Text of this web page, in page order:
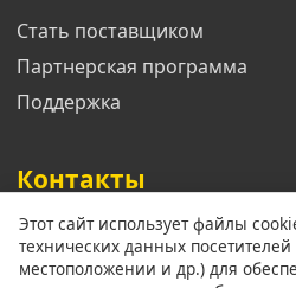
Стать поставщиком
Партнерская программа
Поддержка
Контакты
Телефон: +7 913 833 1461
Email: support@mgoroda.ru
Этот сайт использует файлы
технических данных
местоположении и др.) для